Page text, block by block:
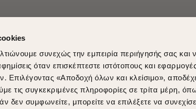
συνεχώς την εμπειρία περιήγησής σας και
όταν επισκέπτεστε ιστότοπους και
Επιλέγοντας «Αποδοχή όλων και κλείσιμο»,
τις συγκεκριμένες πληροφορίες σε τρίτα μέρη,
δεν συμφωνείτε, μπορείτε να επιλέξετε να
Shopping in secure with Shipping